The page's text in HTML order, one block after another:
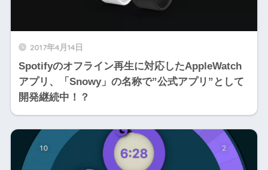
2017年4月14日
Spotifyのオフライン再生に対応したAppleWatch
アプリ、「Snowy」の名称で”公式アプリ”として
開発継続中！？